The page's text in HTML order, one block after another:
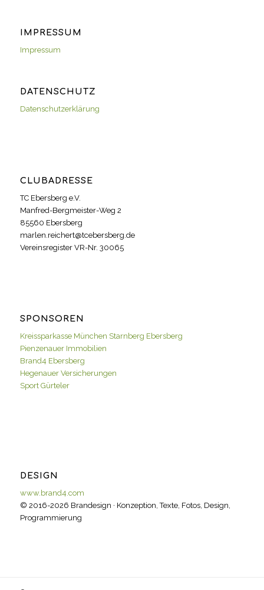
IMPRESSUM
Impressum
DATENSCHUTZ
Datenschutzerklärung
CLUBADRESSE
TC Ebersberg e.V.
Manfred-Bergmeister-Weg 2
85560 Ebersberg
marlen.reichert@tcebersberg.de
Vereinsregister VR-Nr. 30065
SPONSOREN
Kreissparkasse München Starnberg Ebersberg
Pienzenauer Immobilien
Brand4 Ebersberg
Hegenauer Versicherungen
Sport Gürteler
DESIGN
www.brand4.com
© 2016-2026 Brandesign · Konzeption, Texte, Fotos, Design,
Programmierung